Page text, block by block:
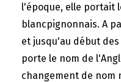
l'époque, elle portait
blancpignonnais. A
et jusqu'au début
porte le nom de
changement de nom